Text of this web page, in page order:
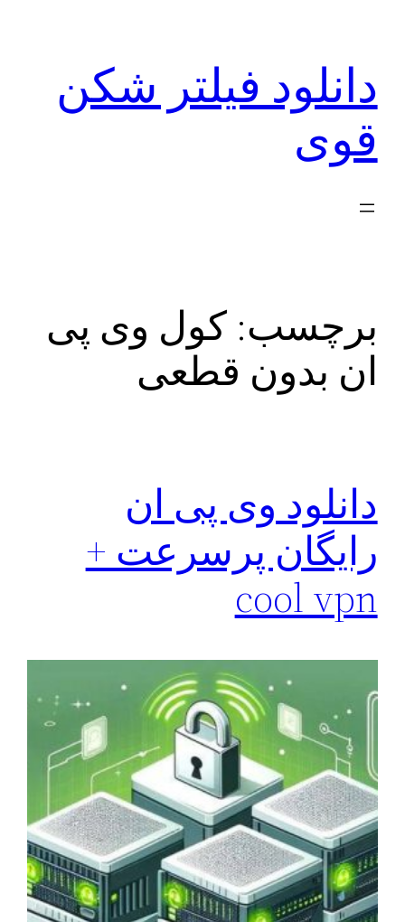
دانلود فیلتر شکن
قوی
برچسب:کول وی پی
ان بدون قطعی
دانلود وی پی ان
رایگان پرسرعت +
cool vpn